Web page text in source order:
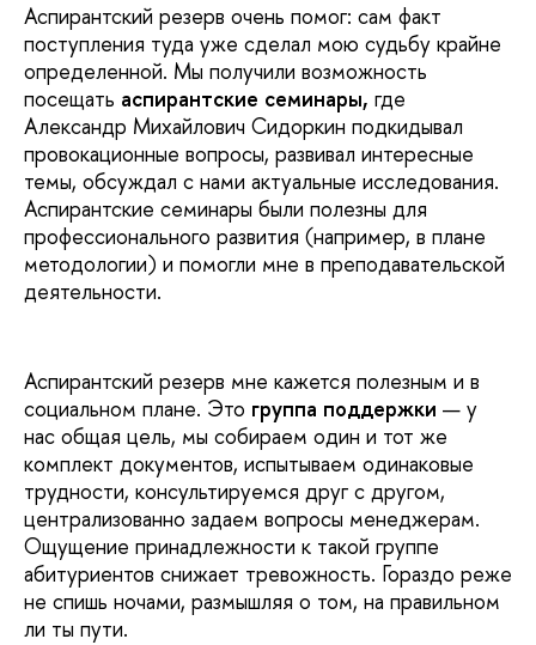
Аспирантский резерв очень помог: cам факт
поступления туда уже сделал мою судьбу крайне
определенной. Мы получили возможность
посещать аспирантские семинары, где
Александр Михайлович Сидоркин подкидывал
провокационные вопросы, развивал интересные
темы, обсуждал с нами актуальные исследования.
Аспирантские семинары были полезны для
профессионального развития (например, в плане
методологии) и помогли мне в преподавательской
деятельности.
Аспирантский резерв мне кажется полезным и в
социальном плане. Это группа поддержки — у
нас общая цель, мы собираем один и тот же
комплект документов, испытываем одинаковые
трудности, консультируемся друг с другом,
централизованно задаем вопросы менеджерам.
Ощущение принадлежности к такой группе
абитуриентов снижает тревожность. Гораздо реже
не спишь ночами, размышляя о том, на правильном
ли ты пути.